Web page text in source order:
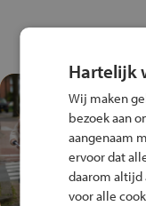
Hartelijk
Wij maken
bezoek aan
aangenaam
ervoor dat
daarom altijd
voor alle